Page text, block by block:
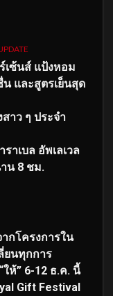
ร์เซ้นส์ แป้งหอม
น และสูตรเย็นสุด
าว ๆ ประจำ
าเบล อัพเลเวล
น 8 ชม.
กโครงการใน
ยนทุกการ
ให้” 6-12 ธ.ค. นี้
Gift Festival